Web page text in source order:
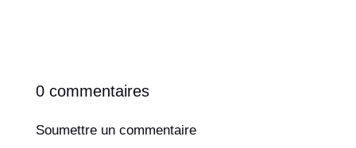
0 commentaires
Soumettre un commentaire